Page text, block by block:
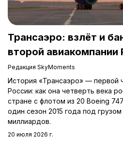
Трансаэро: взлёт и
второй авиакомпании
Редакция SkyMoments
История «Трансаэро» — первой
России: как она четверть века
стране с флотом из 20 Boeing
один сезон 2015 года под
миллиардов.
20 июля 2026 г.